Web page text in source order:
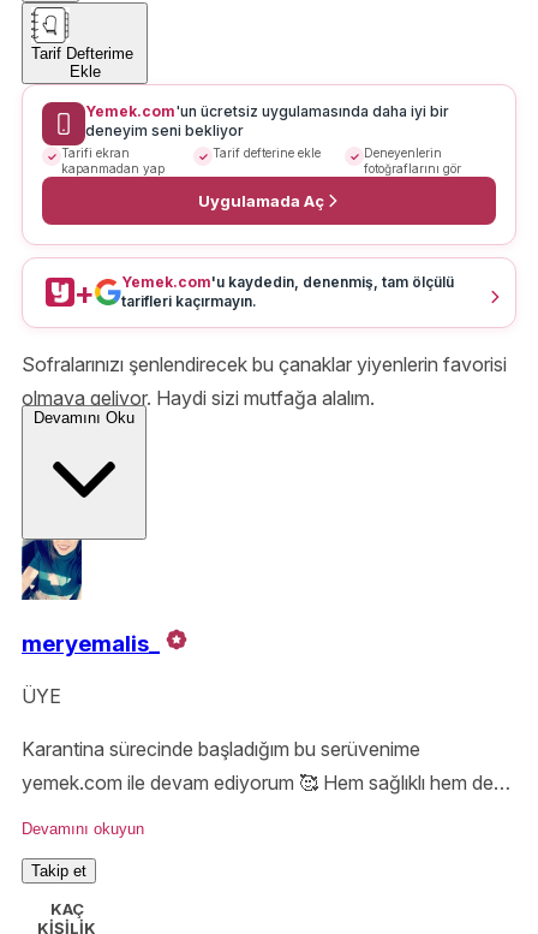
Tarif Defterime
Ekle
Yemek.com'un ücretsiz uygulamasında daha iyi bir
deneyim seni bekliyor
Tarifi ekran
kapanmadan yap
Tarif defterine ekle
Deneyenlerin
fotoğraflarını gör
Uygulamada Aç
+ Yemek.com'u kaydedin, denenmiş, tam ölçülü
tarifleri kaçırmayın.
Sofralarınızı şenlendirecek bu çanaklar yiyenlerin favorisi
olmaya geliyor. Haydi sizi mutfağa alalım.
Devamını Oku
meryemalis_
ÜYE
Karantina sürecinde başladığım bu serüvenime
yemek.com ile devam ediyorum 🥰 Hem sağlıklı hem de
leziz tarifler ve daha fazlası için instagram hesabıma göz
Devamını okuyun
Takip et
KAÇ
KİŞİLİK